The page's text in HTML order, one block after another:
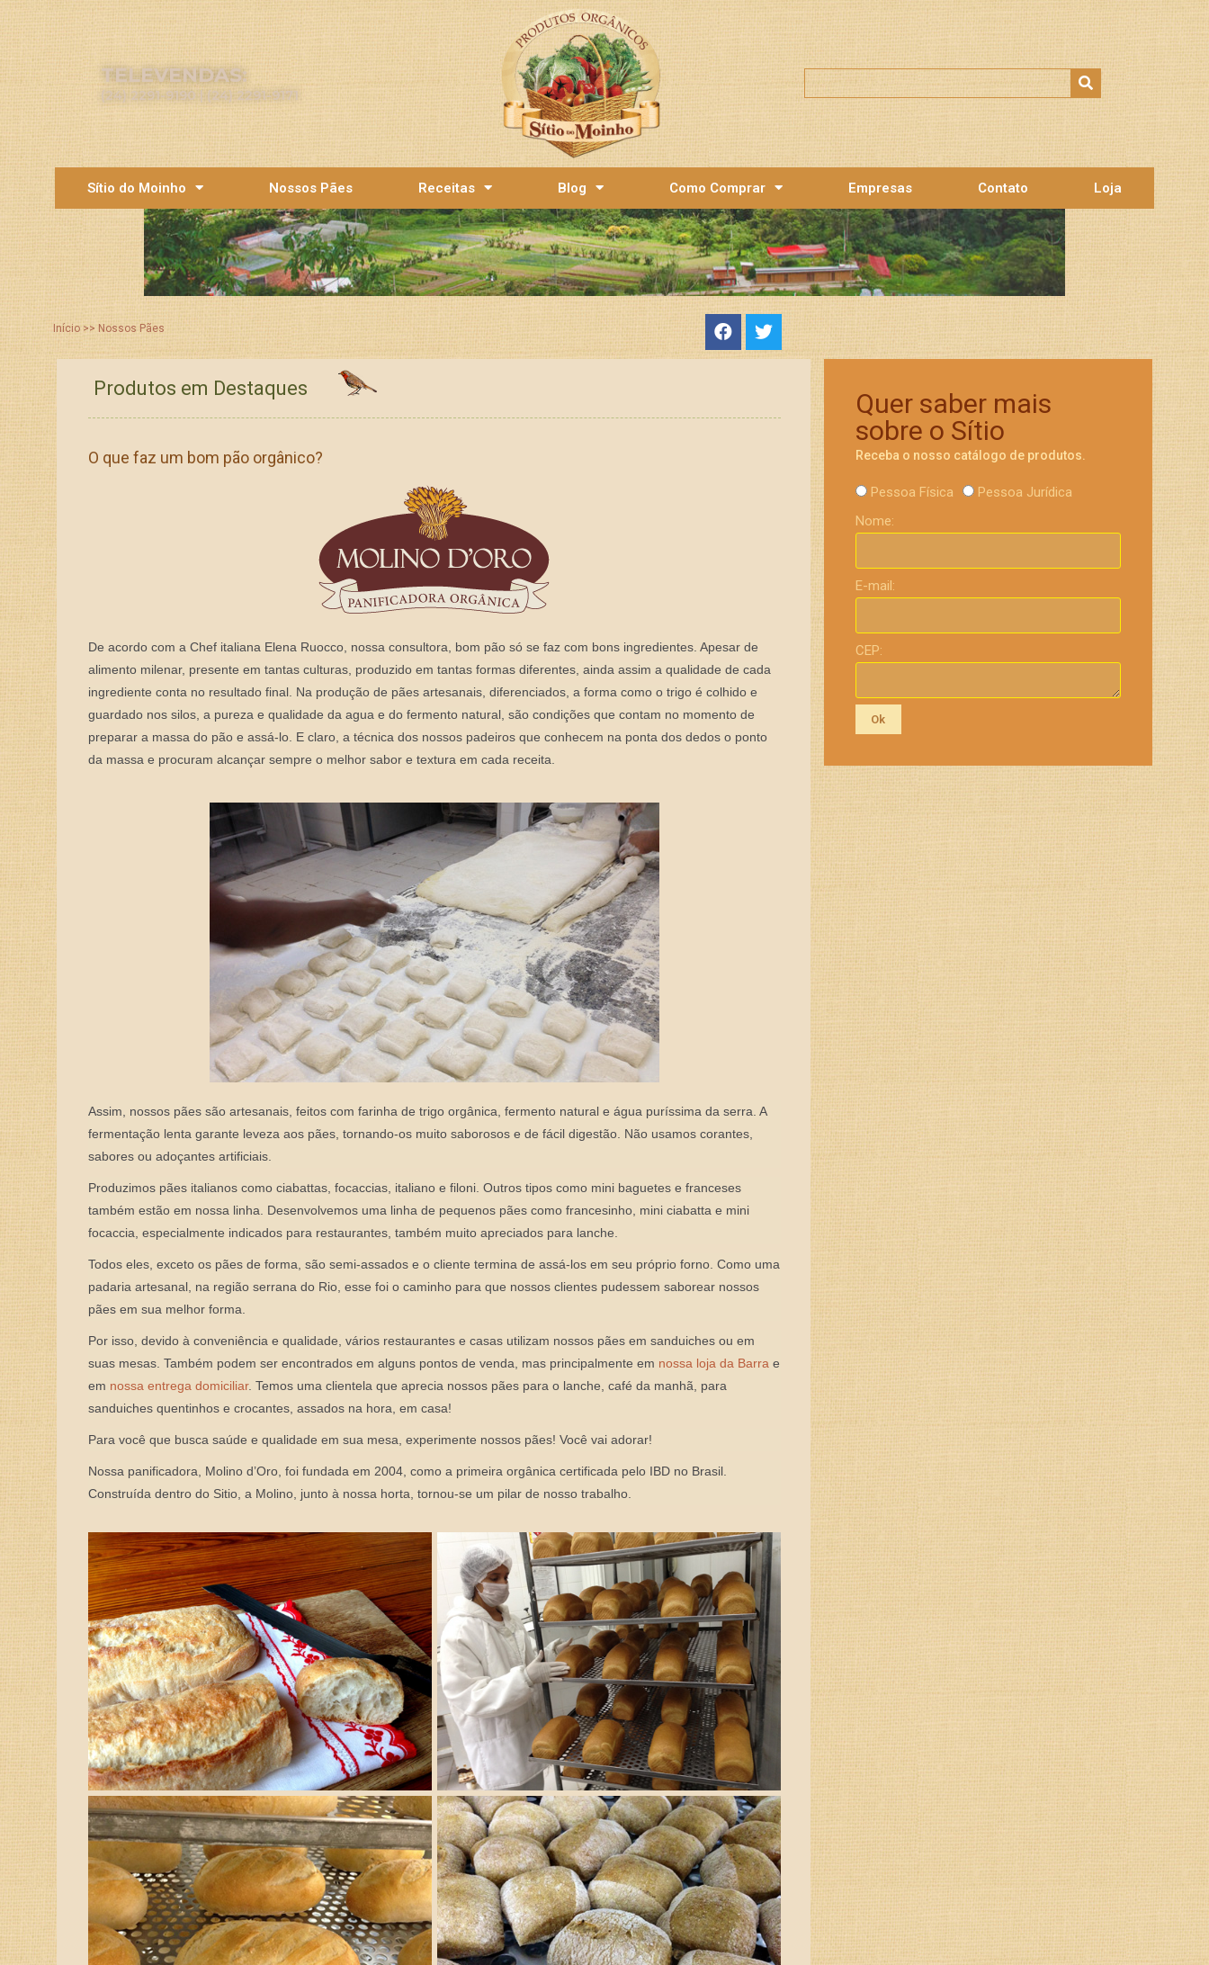
TELEVENDAS:
(24) 2291-9190 | (24) 2291-9171
Sítio do Moinho Nossos Pães Receitas Blog Como Comprar Empresas Contato Loja
Início >> Nossos Pães
Produtos em Destaques
O que faz um bom pão orgânico?
De acordo com a Chef italiana Elena Ruocco, nossa consultora, bom pão só se faz com bons ingredientes. Apesar de
alimento milenar, presente em tantas culturas, produzido em tantas formas diferentes, ainda assim a qualidade de cada
ingrediente conta no resultado final. Na produção de pães artesanais, diferenciados, a forma como o trigo é colhido e
guardado nos silos, a pureza e qualidade da agua e do fermento natural, são condições que contam no momento de
preparar a massa do pão e assá-lo. E claro, a técnica dos nossos padeiros que conhecem na ponta dos dedos o ponto
da massa e procuram alcançar sempre o melhor sabor e textura em cada receita.
Assim, nossos pães são artesanais, feitos com farinha de trigo orgânica, fermento natural e água puríssima da serra. A
fermentação lenta garante leveza aos pães, tornando-os muito saborosos e de fácil digestão. Não usamos corantes,
sabores ou adoçantes artificiais.
Produzimos pães italianos como ciabattas, focaccias, italiano e filoni. Outros tipos como mini baguetes e franceses
também estão em nossa linha. Desenvolvemos uma linha de pequenos pães como francesinho, mini ciabatta e mini
focaccia, especialmente indicados para restaurantes, também muito apreciados para lanche.
Todos eles, exceto os pães de forma, são semi-assados e o cliente termina de assá-los em seu próprio forno. Como uma
padaria artesanal, na região serrana do Rio, esse foi o caminho para que nossos clientes pudessem saborear nossos
pães em sua melhor forma.
Por isso, devido à conveniência e qualidade, vários restaurantes e casas utilizam nossos pães em sanduiches ou em
suas mesas. Também podem ser encontrados em alguns pontos de venda, mas principalmente em nossa loja da Barra e
em nossa entrega domiciliar. Temos uma clientela que aprecia nossos pães para o lanche, café da manhã, para
sanduiches quentinhos e crocantes, assados na hora, em casa!
Para você que busca saúde e qualidade em sua mesa, experimente nossos pães! Você vai adorar!
Nossa panificadora, Molino d’Oro, foi fundada em 2004, como a primeira orgânica certificada pelo IBD no Brasil.
Construída dentro do Sitio, a Molino, junto à nossa horta, tornou-se um pilar de nosso trabalho.
Quer saber mais
sobre o Sítio
Receba o nosso catálogo de produtos.
Pessoa Física
Pessoa Jurídica
Nome:
E-mail:
CEP:
Ok